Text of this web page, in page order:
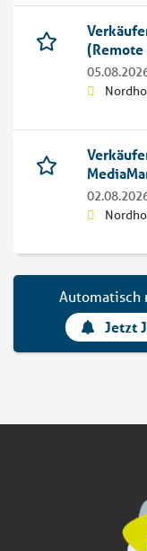
Automatisch
Jetzt